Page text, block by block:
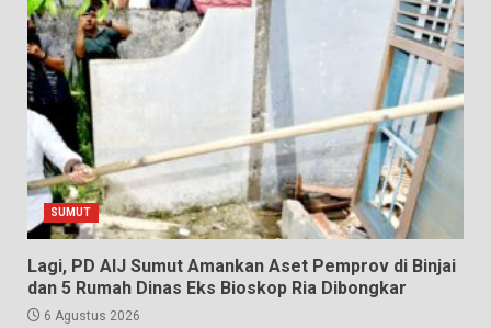
SUMUT
Lagi, PD AIJ Sumut Amankan Aset Pemprov di Binjai
dan 5 Rumah Dinas Eks Bioskop Ria Dibongkar
6 Agustus 2026